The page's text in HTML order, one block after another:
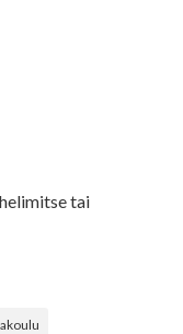
tai